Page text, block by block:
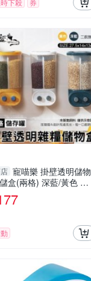
下殺 券
寵喵樂 掛壁透明儲物
盒(兩格) 深藍/黃色 透
壓式糧食儲物盒 寵物儲糧